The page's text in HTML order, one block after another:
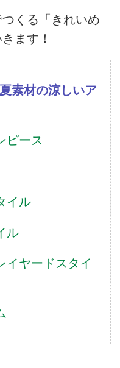
くる「きれいめ
ます！
素材の涼しいア
ピース
イル
ル
イヤードスタイ